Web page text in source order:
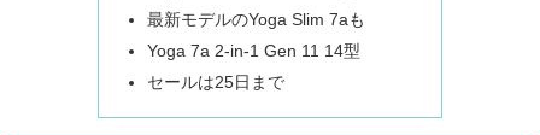
最新モデルのYoga Slim 7aも
Yoga 7a 2-in-1 Gen 11 14型
セールは25日まで